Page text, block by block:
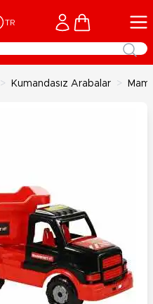
TR Cart
> Kumandasız Arabalar >